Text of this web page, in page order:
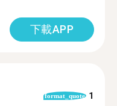
下載APP
format_quote 1